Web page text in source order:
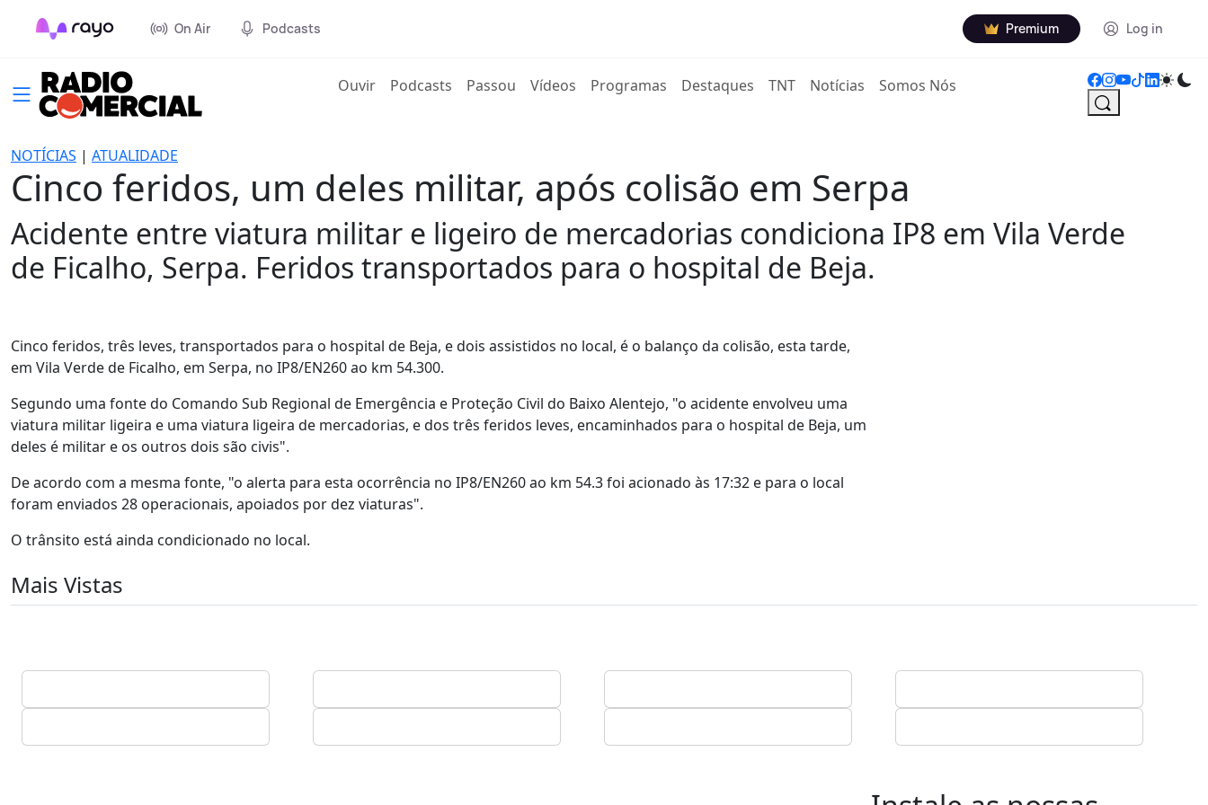
On Air Podcasts Premium Log in
Ouvir(current)
Podcasts Passou Vídeos Programas Destaques TNT Notícias Somos Nós
NOTÍCIAS | ATUALIDADE
Cinco feridos, um deles militar, após colisão em Serpa
Acidente entre viatura militar e ligeiro de mercadorias condiciona IP8 em Vila Verde
de Ficalho, Serpa. Feridos transportados para o hospital de Beja.
Cinco feridos, três leves, transportados para o hospital de Beja, e dois assistidos no local, é o balanço da colisão, esta tarde,
em Vila Verde de Ficalho, em Serpa, no IP8/EN260 ao km 54.300.
Segundo uma fonte do Comando Sub Regional de Emergência e Proteção Civil do Baixo Alentejo, "o acidente envolveu uma
viatura militar ligeira e uma viatura ligeira de mercadorias, e dos três feridos leves, encaminhados para o hospital de Beja, um
deles é militar e os outros dois são civis".
De acordo com a mesma fonte, "o alerta para esta ocorrência no IP8/EN260 ao km 54.3 foi acionado às 17:32 e para o local
foram enviados 28 operacionais, apoiados por dez viaturas".
O trânsito está ainda condicionado no local.
Mais Vistas